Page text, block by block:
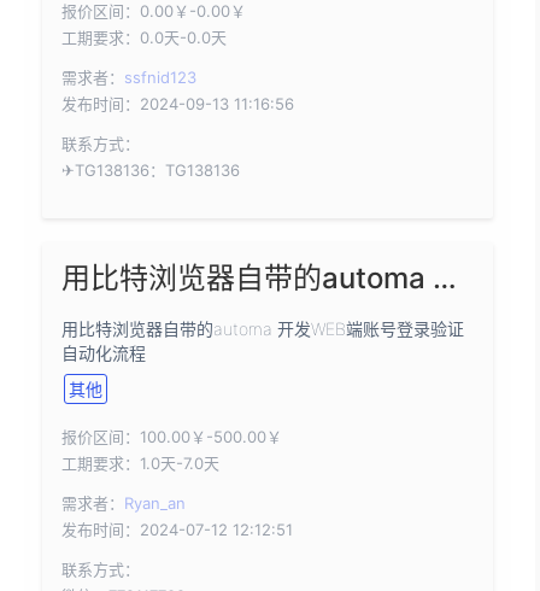
报价区间：0.00￥-0.00￥
工期要求：0.0天-0.0天
需求者： ssfnid123
发布时间：2024-09-13 11:16:56
联系方式：
✈TG138136：TG138136
用比特浏览器自带的automa 开发WEB端账号登录验证自动化流程
用比特浏览器自带的automa 开发WEB端账号登录验证
自动化流程
其他
报价区间：100.00￥-500.00￥
工期要求：1.0天-7.0天
需求者： Ryan_an
发布时间：2024-07-12 12:12:51
联系方式：